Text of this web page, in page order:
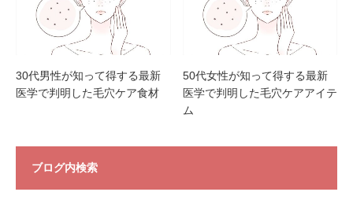
30代男性が知って得する最新
医学で判明した毛穴ケア食材
50代女性が知って得する最新
医学で判明した毛穴ケアアイテ
ム
ブログ内検索